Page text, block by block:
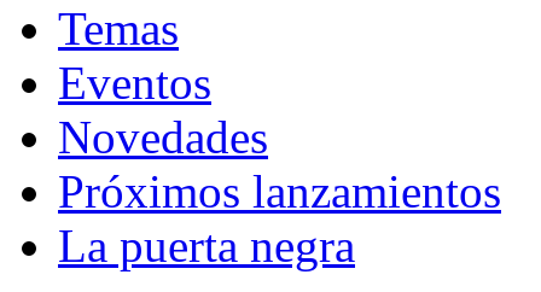
Temas
Eventos
Novedades
Próximos lanzamientos
La puerta negra